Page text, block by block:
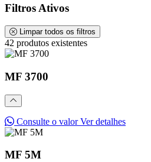
Filtros Ativos
Limpar todos os filtros
42 produtos existentes
MF 3700
Consulte o valorVer detalhes
MF 5M